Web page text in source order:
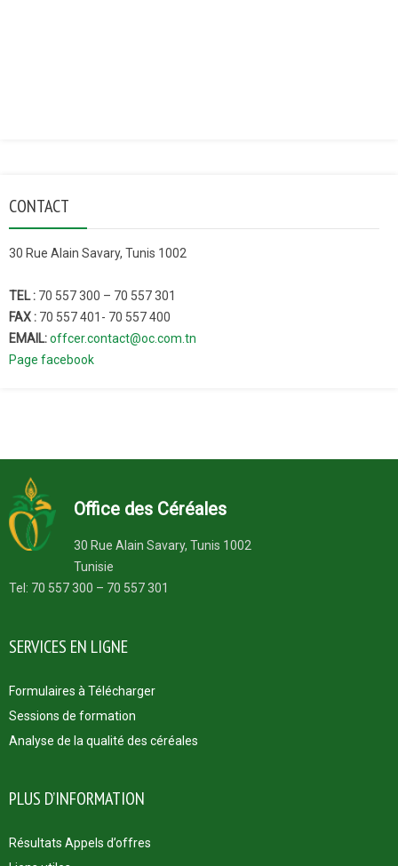
CONTACT
30 Rue Alain Savary, Tunis 1002
TEL : 70 557 300 – 70 557 301
FAX : 70 557 401- 70 557 400
EMAIL:offcer.contact@oc.com.tn
Page facebook
Office des Céréales
30 Rue Alain Savary, Tunis 1002
Tunisie
Tel: 70 557 300 – 70 557 301
SERVICES EN LIGNE
Formulaires à Télécharger
Sessions de formation
Analyse de la qualité des céréales
PLUS D’INFORMATION
Résultats Appels d’offres